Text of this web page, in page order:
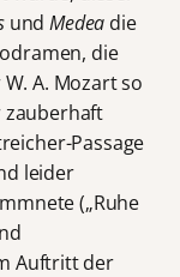
undMedea die
die
A. Mozart so
zauberhaft
Passage
leider
(„Ruhe
Auftritt der